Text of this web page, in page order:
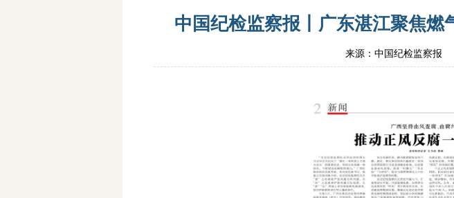
中国纪检监察报丨广东湛江聚焦燃
来源：中国纪检监察报